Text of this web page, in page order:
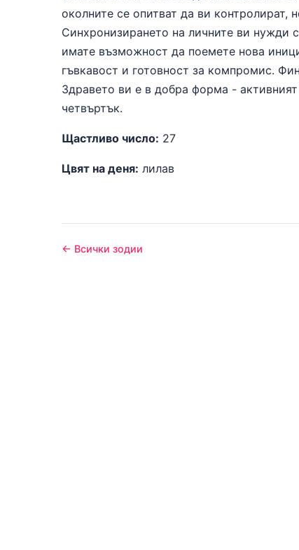
околните се опитват да ви контролират,
Синхронизирането на личните ви нужди
имате възможност да поемете нова
гъвкавост и готовност за компромис.
Здравето ви е в добра форма -
четвъртък.
Щастливо число: 27
Цвят на деня: лилав
← Всички зодии